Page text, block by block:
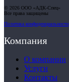
© 2026 ООО «АДК-Спец»
Все права защищены
Политика конфиденциальности
Компания
О компании
Услуги
Контакты